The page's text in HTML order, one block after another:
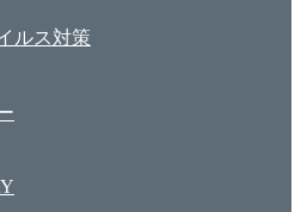
ルス対策